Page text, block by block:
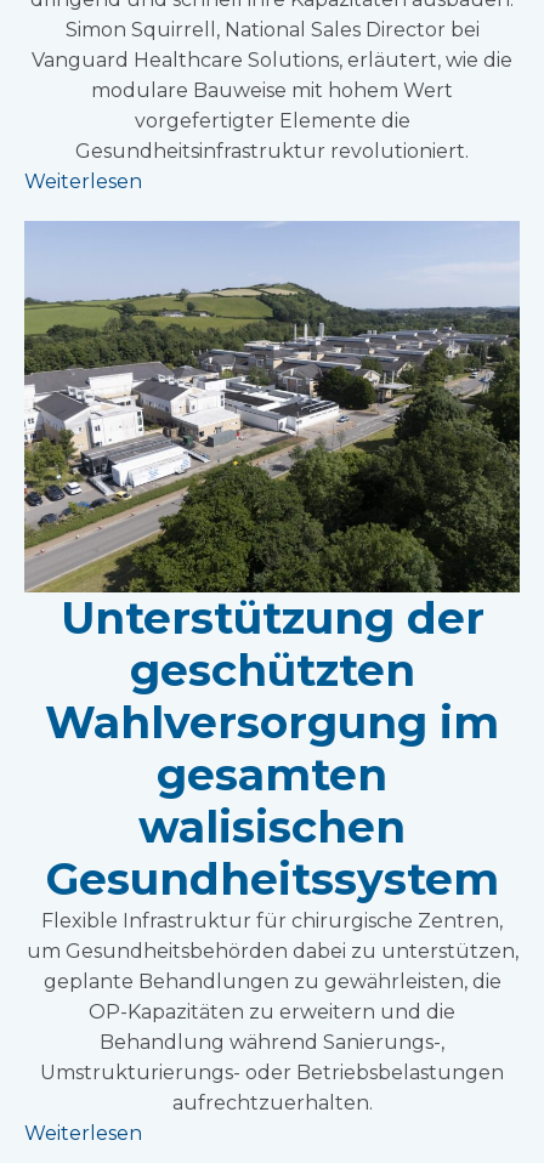
Simon Squirrell, National Sales Director bei
Vanguard Healthcare Solutions, erläutert, wie die
modulare Bauweise mit hohem Wert
vorgefertigter Elemente die
Gesundheitsinfrastruktur revolutioniert.
Weiterlesen
Unterstützung der
geschützten
Wahlversorgung im
gesamten
walisischen
Gesundheitssystem
Flexible Infrastruktur für chirurgische Zentren,
um Gesundheitsbehörden dabei zu unterstützen,
geplante Behandlungen zu gewährleisten, die
OP-Kapazitäten zu erweitern und die
Behandlung während Sanierungs-,
Umstrukturierungs- oder Betriebsbelastungen
aufrechtzuerhalten.
Weiterlesen